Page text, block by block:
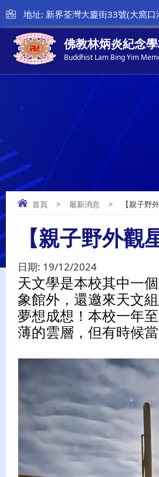
地址: 新界荃灣大廈街33號(大窩
佛教林炳炎紀念
Buddhist Lam Bing Yim
首頁 > 最新消息 > 【親子野
【親子野外觀
日期: 19/12/2024
天文學是本校其中一
象館外，還邀來天文
夢想成想！本校一年
薄的雲層，但有時候